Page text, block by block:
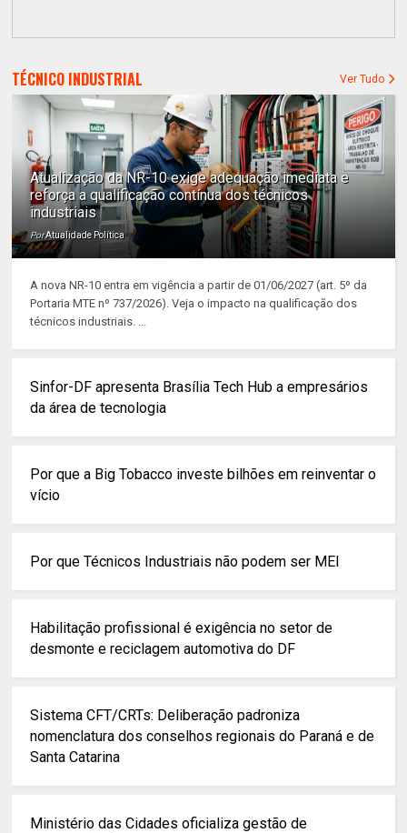
TÉCNICO INDUSTRIAL Ver Tudo
Atualização da NR-10 exige adequação imediata e
reforça a qualificação contínua dos técnicos
industriais
PorAtualidade Política
A nova NR-10 entra em vigência a partir de 01/06/2027 (art. 5º da
Portaria MTE nº 737/2026). Veja o impacto na qualificação dos
técnicos industriais. ...
Sinfor-DF apresenta Brasília Tech Hub a empresários
da área de tecnologia
Por que a Big Tobacco investe bilhões em reinventar o
vício
Por que Técnicos Industriais não podem ser MEI
Habilitação profissional é exigência no setor de
desmonte e reciclagem automotiva do DF
Sistema CFT/CRTs: Deliberação padroniza
nomenclatura dos conselhos regionais do Paraná e de
Santa Catarina
Ministério das Cidades oficializa gestão de